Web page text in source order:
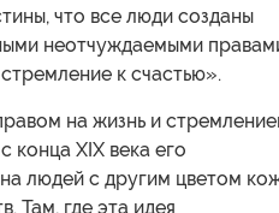
что все люди созданы
неотчуждаемыми
к счастью».
на жизнь и
конца XIX века его
людей с другим цветом
Там, где эта идея